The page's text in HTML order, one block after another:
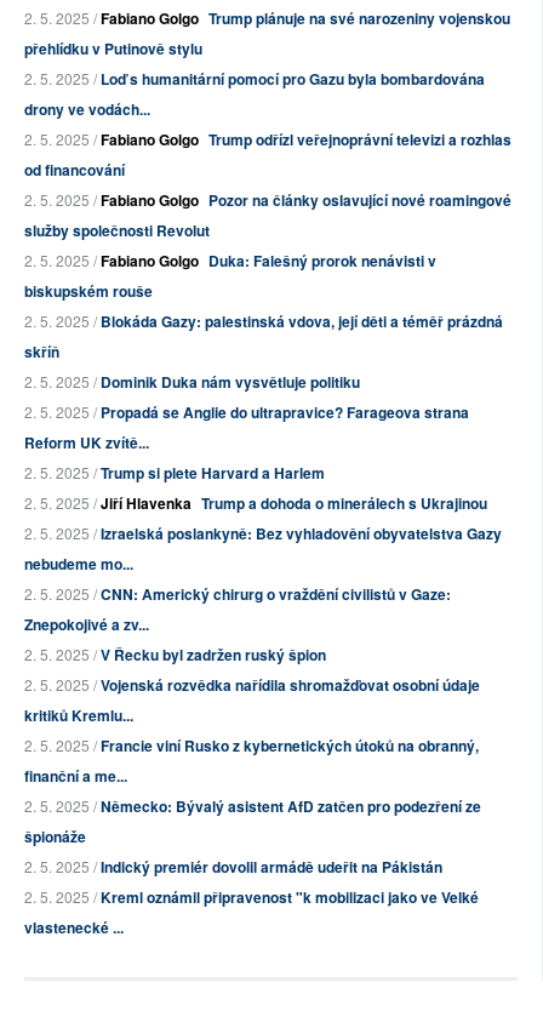
2. 5. 2025 /Fabiano Golgo Trump plánuje na své narozeniny vojenskou
přehlídku v Putinově stylu
2. 5. 2025 /Loď s humanitární pomocí pro Gazu byla bombardována
drony ve vodách...
2. 5. 2025 /Fabiano Golgo Trump odřízl veřejnoprávní televizi a rozhlas
od financování
2. 5. 2025 /Fabiano Golgo Pozor na články oslavující nové roamingové
služby společnosti Revolut
2. 5. 2025 /Fabiano Golgo Duka: Falešný prorok nenávisti v
biskupském rouše
2. 5. 2025 /Blokáda Gazy: palestinská vdova, její děti a téměř prázdná
skříň
2. 5. 2025 /Dominik Duka nám vysvětluje politiku
2. 5. 2025 /Propadá se Anglie do ultrapravice? Farageova strana
Reform UK zvítě...
2. 5. 2025 /Trump si plete Harvard a Harlem
2. 5. 2025 /Jiří Hlavenka Trump a dohoda o minerálech s Ukrajinou
2. 5. 2025 /Izraelská poslankyně: Bez vyhladovění obyvatelstva Gazy
nebudeme mo...
2. 5. 2025 /CNN: Americký chirurg o vraždění civilistů v Gaze:
Znepokojivé a zv...
2. 5. 2025 /V Řecku byl zadržen ruský špion
2. 5. 2025 /Vojenská rozvědka nařídila shromažďovat osobní údaje
kritiků Kremlu...
2. 5. 2025 /Francie viní Rusko z kybernetických útoků na obranný,
finanční a me...
2. 5. 2025 /Německo: Bývalý asistent AfD zatčen pro podezření ze
špionáže
2. 5. 2025 /Indický premiér dovolil armádě udeřit na Pákistán
2. 5. 2025 /Kreml oznámil připravenost "k mobilizaci jako ve Velké
vlastenecké ...